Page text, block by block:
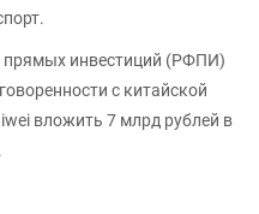
прямых инвестиций (РФПИ)
с китайской
вложить 7 млрд рублей в